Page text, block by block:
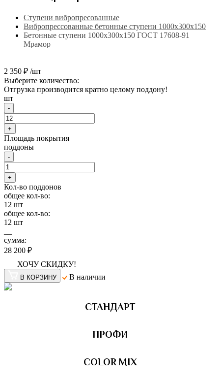
Ступени вибропресованные
Вибропрессованные бетонные ступени 1000х300х150
Бетонные ступени 1000х300х150 ГОСТ 17608-91
Мрамор
2 350 ₽ /шт
Выберите количество:
Отгрузка производится кратно целому поддону!
шт
-
+
Площадь покрытия
поддоны
-
+
Кол-во поддонов
общее кол-во:
12 шт
общее кол-во:
12 шт
сумма:
28 200 ₽
ХОЧУ СКИДКУ!
В КОРЗИНУ В наличии
СТАНДАРТ
ПРОФИ
COLOR MIX